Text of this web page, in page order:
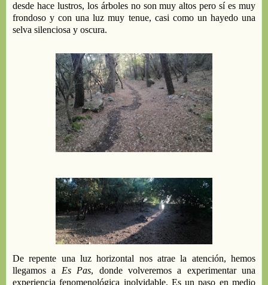
desde hace lustros, los árboles no son muy altos pero síes muy
frondoso y con una luz muy tenue, casi como un hayedo una
selva silenciosa y oscura.
De repente una luz horizontal nos atrae la atención, hemos
llegamos a EsPas, donde volveremos a experimentar una
experiencia fenomenológica inolvidable. Es un paso en medio